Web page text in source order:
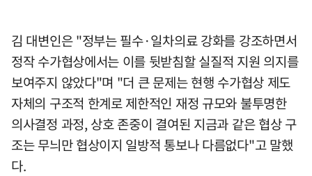
김 대변인은 "정부는 필수·일차의료 강화를 강조하면서
정작 수가협상에서는 이를 뒷받침할 실질적 지원 의지를
보여주지 않았다"며 "더 큰 문제는 현행 수가협상 제도
자체의 구조적 한계로 제한적인 재정 규모와 불투명한
의사결정 과정, 상호 존중이 결여된 지금과 같은 협상 구
조는 무늬만 협상이지 일방적 통보나 다름없다"고 말했
다.